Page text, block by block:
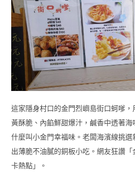
這家隱身村口的金門烈嶼島街口蚵嗲
黃酥脆、內餡鮮甜爆汁，鹹香中透著
什麼叫小金門幸福味。老闆海濱線挑
出薄脆不油膩的銅板小吃。網友狂讚
卡熱點」。